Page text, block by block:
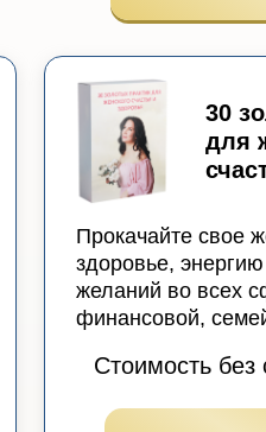
30
для
Прокачайте свое
здоровье,
желаний во всех
финансовой,
Стоимость без